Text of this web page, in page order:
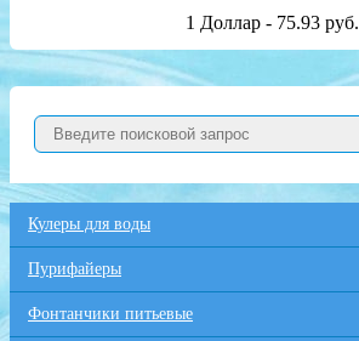
1 Доллар - 75.93 руб.
Кулеры для воды
Пурифайеры
Фонтанчики питьевые